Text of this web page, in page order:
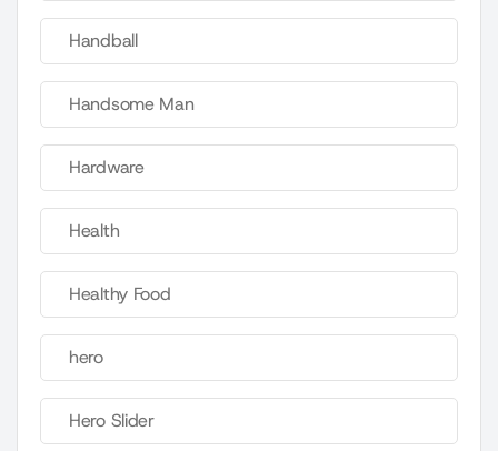
Handball
Handsome Man
Hardware
Health
Healthy Food
hero
Hero Slider